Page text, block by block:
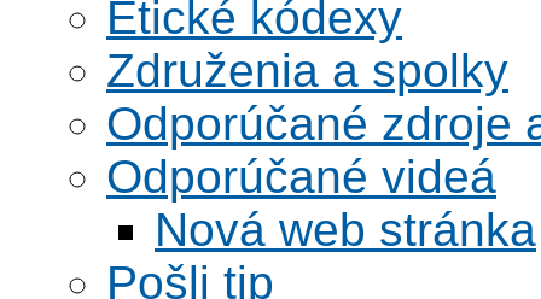
Etické kódexy
Združenia a spolky
Odporúčané zdroje
Odporúčané videá
Nová web stránka
Pošli tip